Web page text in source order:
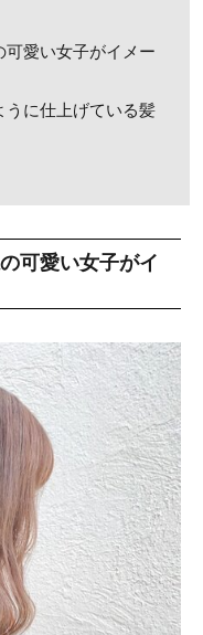
可愛い女子がイメー
うに仕上げている髪
可愛い女子がイ